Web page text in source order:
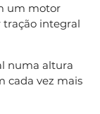
um motor
tração integral
numa altura
cada vez mais